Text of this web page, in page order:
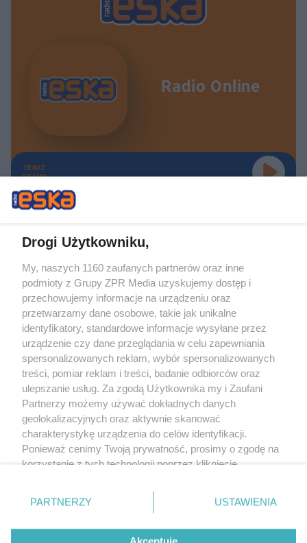
Radio Online
TERAZ
GRAMY
Żaden utwór zamieszczony w serwisie nie może być powielany i
rozpowszechniany lub dalej rozpowszechniany w jakikolwiek sposób (w
tym także elektroniczny lub mechaniczny) na jakimkolwiek polu
eksploatacji w jakiejkolwiek formie, włącznie z umieszczaniem w Internecie
bez pisemnej zgody właściciela praw. Jakiekolwiek użycie lub
wykorzystanie utworów w całości lub w części z naruszeniem prawa, tzn.
bez właściwej zgody, jest zabronione pod groźbą kary i może być ścigane
prawnie.
O nas
Drogi Użytkowniku,
My, naszych 1160 zaufanych partnerów oraz inne
podmioty z Grupy ZPR Media uzyskujemy dostęp i
przechowujemy informacje na urządzeniu oraz
przetwarzamy dane osobowe, takie jak unikalne
identyfikatory, standardowe informacje wysyłane przez
urządzenie czy dane przeglądania w celu zapewniania
spersonalizowanych reklam, wybór spersonalizowanych
treści, pomiar reklam i treści, badanie odbiorców oraz
ulepszanie usług. Za zgodą Użytkownika my i Zaufani
Partnerzy możemy używać dokładnych danych
geolokalizacyjnych oraz aktywnie skanować
charakterystykę urządzenia do celów identyfikacji.
Ponieważ cenimy Twoją prywatność, prosimy o zgodę na
korzystanie z tych technologii poprzez kliknięcie
zmienić/wycofać klikając przycisk ustawień prywatności
znajdujący się w lewym dolnym rogu strony
rodzaje przetwarzania danych nie wymagają zgody
PARTNERZY USTAWIENIA
Akceptuję